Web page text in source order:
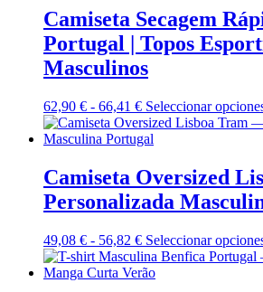
62,90 €
hasta
66,41 €
Camiseta Secagem
Portugal | Topos
Masculinos
62,90 € - 66,41 €Rango
de
precios:
62,90 €
hasta
66,41 €
Seleccionar
Camiseta Oversized
Personalizada
49,08 € - 56,82 €Rango
de
precios:
Seleccionar